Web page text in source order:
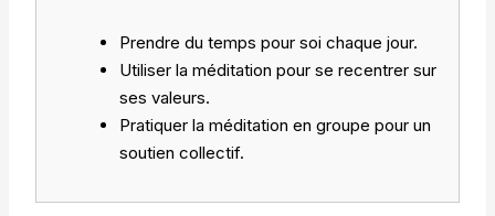
Prendre du temps pour soi chaque jour.
Utiliser la méditation pour se recentrer sur
ses valeurs.
Pratiquer la méditation en groupe pour un
soutien collectif.